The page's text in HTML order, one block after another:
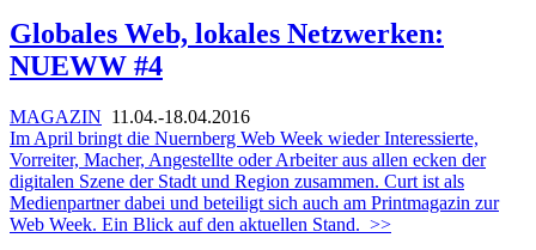
Globales Web, lokales Netzwerken:
NUEWW #4
MAGAZIN 11.04.-18.04.2016
Im April bringt die Nuernberg Web Week wieder Interessierte,
Vorreiter, Macher, Angestellte oder Arbeiter aus allen ecken der
digitalen Szene der Stadt und Region zusammen. Curt ist als
Medienpartner dabei und beteiligt sich auch am Printmagazin zur
Web Week. Ein Blick auf den aktuellen Stand. >>